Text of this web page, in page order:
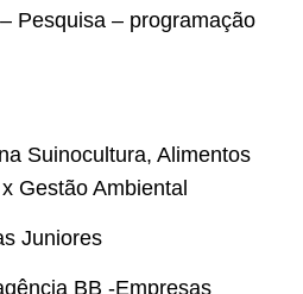
Pesquisa – programação
Suinocultura, Alimentos
Gestão Ambiental
Juniores
BB -Empresas